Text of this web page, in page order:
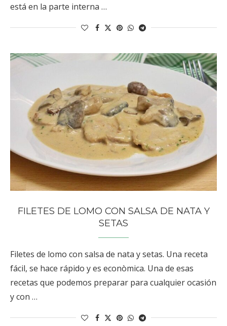
está en la parte interna …
FILETES DE LOMO CON SALSA DE NATA Y
SETAS
Filetes de lomo con salsa de nata y setas. Una receta
fácil, se hace rápido y es econòmica. Una de esas
recetas que podemos preparar para cualquier ocasión
y con …